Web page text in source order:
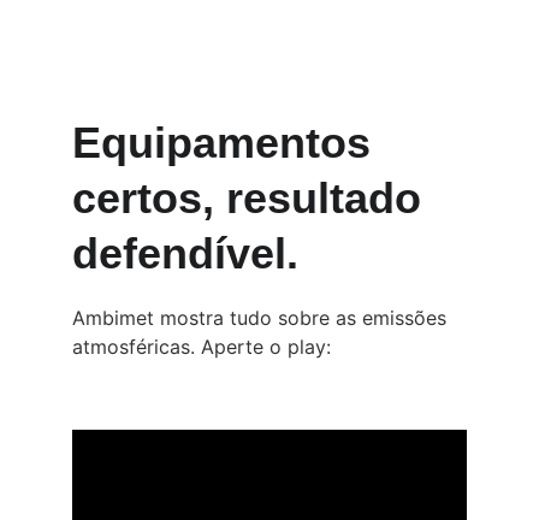
Equipamentos
certos, resultado
defendível.
Ambimet mostra tudo sobre as emissões
atmosféricas. Aperte o play: